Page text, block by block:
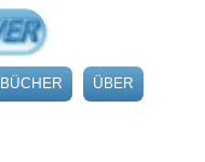
BÜCHER ÜBER